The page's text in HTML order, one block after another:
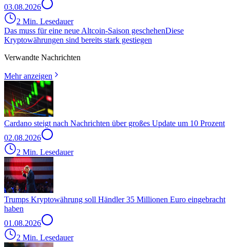
03.08.2026
2 Min. Lesedauer
Das muss für eine neue Altcoin-Saison geschehenDiese
Kryptowährungen sind bereits stark gestiegen
Verwandte Nachrichten
Mehr anzeigen
Cardano steigt nach Nachrichten über großes Update um 10 Prozent
02.08.2026
2 Min. Lesedauer
Trumps Kryptowährung soll Händler 35 Millionen Euro eingebracht
haben
01.08.2026
2 Min. Lesedauer